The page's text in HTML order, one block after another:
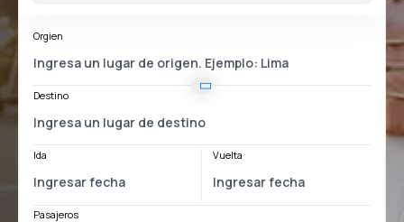
Orgien
Destino
Ida Vuelta
Pasajeros